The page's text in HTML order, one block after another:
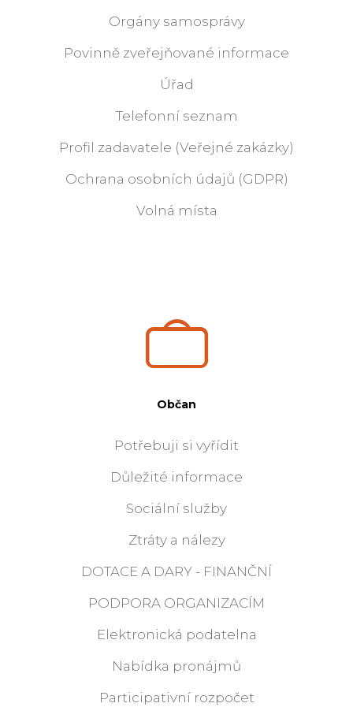
Orgány samosprávy
Povinně zveřejňované informace
Úřad
Telefonní seznam
Profil zadavatele (Veřejné zakázky)
Ochrana osobních údajů (GDPR)
Volná místa
Občan
Potřebuji si vyřídit
Důležité informace
Sociální služby
Ztráty a nálezy
DOTACE A DARY - FINANČNÍ
PODPORA ORGANIZACÍM
Elektronická podatelna
Nabídka pronájmů
Participativní rozpočet